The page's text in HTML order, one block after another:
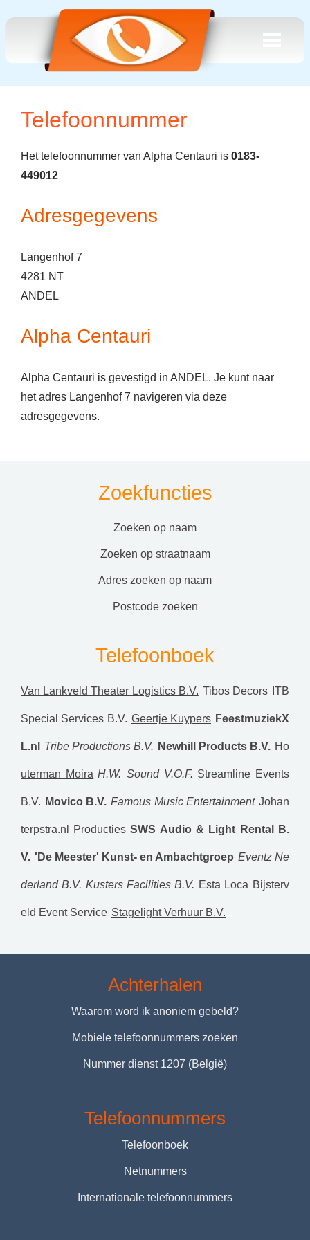
Telefoonnummer
Het telefoonnummer van Alpha Centauri is 0183-
449012
Adresgegevens
Langenhof 7
4281 NT
ANDEL
Alpha Centauri
Alpha Centauri is gevestigd in ANDEL. Je kunt naar
het adres Langenhof 7 navigeren via deze
adresgegevens.
Zoekfuncties
zoeken op naam
zoeken op straatnaam
adres zoeken op naam
postcode zoeken
Telefoonboek
Van Lankveld Theater Logistics B.V. Tibos Decors ITB
Special Services B.V. Geertje Kuypers FeestmuziekX
L.nl Tribe Productions B.V. Newhill Products B.V. Ho
uterman Moira H.W. Sound V.O.F. Streamline Events
B.V. Movico B.V. Famous Music Entertainment Johan
terpstra.nl Producties SWS Audio & Light Rental B.
V. 'De Meester' Kunst- en Ambachtgroep Eventz Ne
derland B.V. Kusters Facilities B.V. Esta Loca Bijsterv
eld Event Service Stagelight Verhuur B.V.
Achterhalen
Waarom word ik anoniem gebeld?
Mobiele telefoonnummers zoeken
Nummer dienst 1207 (België)
Telefoonnummers
Telefoonboek
Netnummers
Internationale telefoonnummers